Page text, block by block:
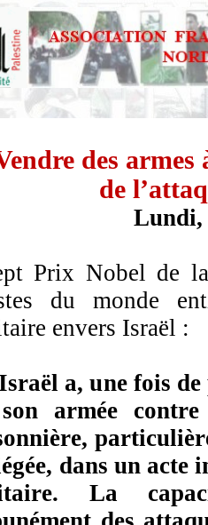
des armes
de
Lundi,
Prix Nobel de
du monde
envers Israël :
a, une fois
armée
dans un
La